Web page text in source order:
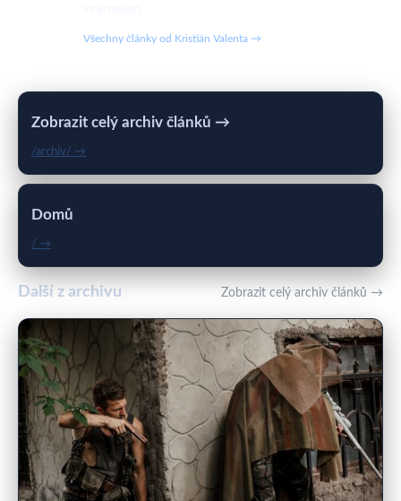
Všechny články od Kristián Valenta →
Zobrazit celý archiv článků →
/archiv/ →
Domů
/ →
Další z archivu Zobrazit celý archiv článků →